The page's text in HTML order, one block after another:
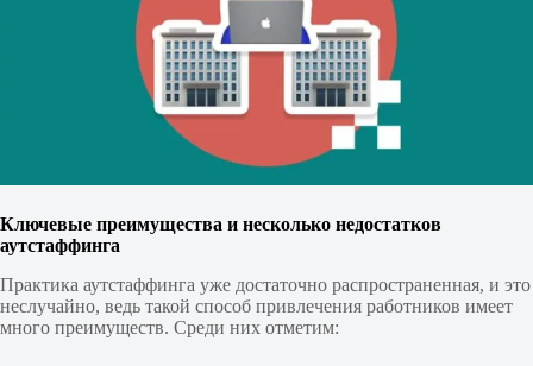
Ключевые преимущества и несколько недостатков
аутстаффинга
Практика аутстаффинга уже достаточно распространенная, и это
неслучайно, ведь такой способ привлечения работников имеет
много преимуществ. Среди них отметим: